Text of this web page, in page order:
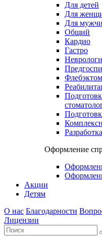
Для детей
Для
Для
Общий
Кардио
Гастро
Оформление
Акции
Детям
О нас Благодарности
Лицензии